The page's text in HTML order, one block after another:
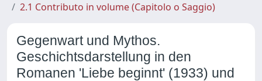
2.1 Contributo in volume (Capitolo o Saggio)
Gegenwart und Mythos.
Geschichtsdarstellung in den
Romanen 'Liebe beginnt' (1933) und